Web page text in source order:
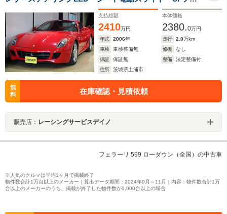
ンダーエンブレム レッドキャリパー カーボンインテ
リア レザーラゲッジシェルフ レザーリアポケット
支払総額
2410万円
本体価格
2380.0万円
年式
2006年 走行 2.0万km
車検
車検整備無 修復
なし
保証
保証無 整備
法定整備付
住所
茨城県土浦市
無
料
在庫確認・見積依頼
販売店： レーシングサービスデイノ
フェラーリ 599 ローダウン（全国）の中古車
※人気のクルマは平均1ヶ月で掲載終了
物件数合計1万台以上のメーカー｜算出データ期間：2024年9月～11月｜内容：物件数合計1万
台以上のメーカーのうち、掲載が終了した物件数が1,000台以上の場合